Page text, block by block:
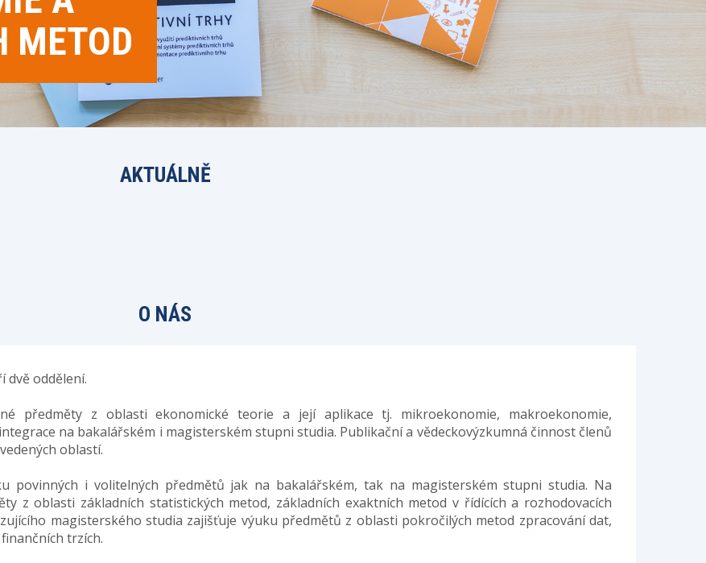
METOD
AKTUÁLNĚ
O NÁS
dvě oddělení.
předměty z oblasti ekonomické teorie a její aplikace tj. mikroekonomie, makroekonomie,
na bakalářském i magisterském stupni studia. Publikační a vědeckovýzkumná činnost členů
oblastí.
povinných i volitelných předmětů jak na bakalářském, tak na magisterském stupni studia. Na
z oblasti základních statistických metod, základních exaktních metod v řídících a rozhodovacích
magisterského studia zajišťuje výuku předmětů z oblasti pokročilých metod zpracování dat,
trzích.